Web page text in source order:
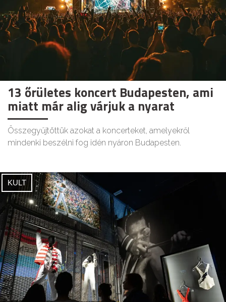
13 őrületes koncert Budapesten, ami
miatt már alig várjuk a nyarat
Összegyűjtöttük azokat a koncerteket, amelyekről
mindenki beszélni fog idén nyáron Budapesten.
KULT